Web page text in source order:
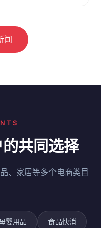
闻
共同选择
、家居等多个电商类目
婴用品 食品快消